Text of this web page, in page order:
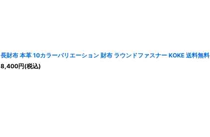
長財布 本革 10カラーバリエーション 財布 ラウンドファスナー KOKE 送料無料
8,400円(税込)